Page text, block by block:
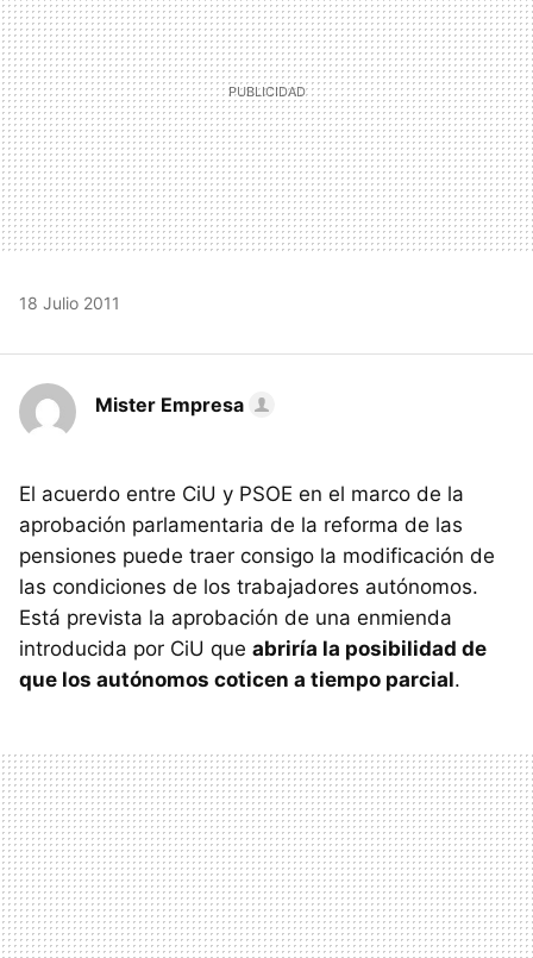
18 Julio 2011
Mister Empresa
El acuerdo entre CiU y PSOE en el marco de la
aprobación parlamentaria de la reforma de las
pensiones puede traer consigo la modificación de
las condiciones de los trabajadores autónomos.
Está prevista la aprobación de una enmienda
introducida por CiU que abriría la posibilidad de
que los autónomos coticen a tiempo parcial.